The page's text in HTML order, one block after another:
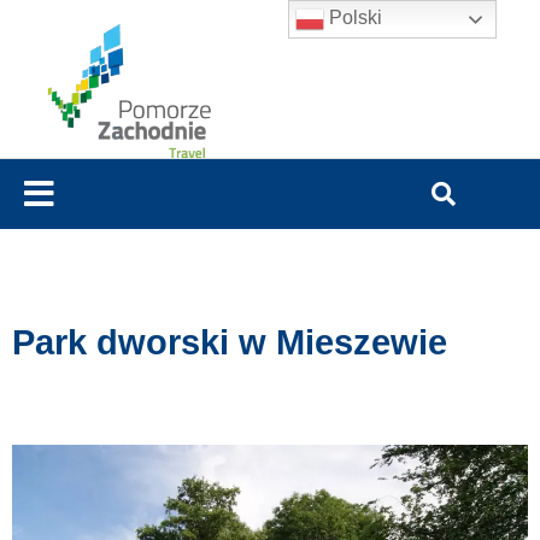
Park dworski w Mieszewie
Polski